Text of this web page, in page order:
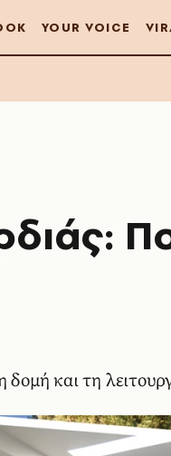
YOUR VOICE
δομή και τη